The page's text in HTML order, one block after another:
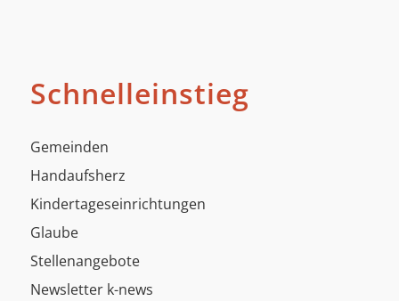
Schnelleinstieg
Gemeinden
Handaufsherz
Kindertageseinrichtungen
Glaube
Stellenangebote
Newsletter k-news